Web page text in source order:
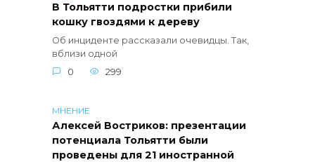
В Тольятти подростки прибили
кошку гвоздями к дереву
Об инциденте рассказали очевидцы. Так,
вблизи одной
0
299
МНЕНИЕ
Алексей Востриков: презентации
потенциала Тольятти были
проведены для 21 иностранной